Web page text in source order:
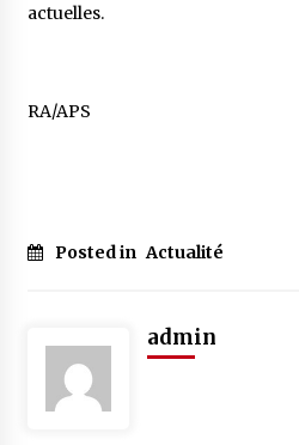
actuelles.
RA/APS
Posted in Actualité
admin